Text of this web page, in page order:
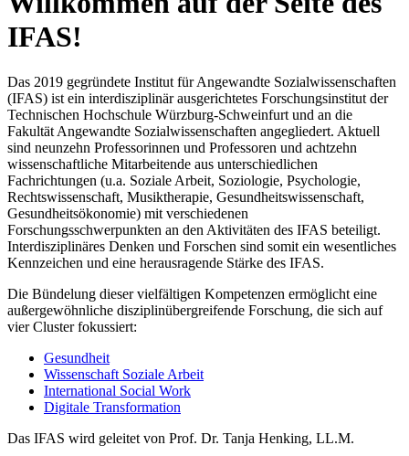
IFAS!
Das 2019 gegründete Institut für Angewandte Sozialwissenschaften
(IFAS) ist ein interdisziplinär ausgerichtetes Forschungsinstitut der
Technischen Hochschule Würzburg-Schweinfurt und an die
Fakultät Angewandte Sozialwissenschaften angegliedert. Aktuell
sind neunzehn Professorinnen und Professoren und achtzehn
wissenschaftliche Mitarbeitende aus unterschiedlichen
Fachrichtungen (u.a. Soziale Arbeit, Soziologie, Psychologie,
Rechtswissenschaft, Musiktherapie, Gesundheitswissenschaft,
Gesundheitsökonomie) mit verschiedenen
Forschungsschwerpunkten an den Aktivitäten des IFAS beteiligt.
Interdisziplinäres Denken und Forschen sind somit ein wesentliches
Kennzeichen und eine herausragende Stärke des IFAS.
Die Bündelung dieser vielfältigen Kompetenzen ermöglicht eine
außergewöhnliche disziplinübergreifende Forschung, die sich auf
vier Cluster fokussiert:
Gesundheit
Wissenschaft Soziale Arbeit
International Social Work
Digitale Transformation
Das IFAS wird geleitet von Prof. Dr. Tanja Henking, LL.M.